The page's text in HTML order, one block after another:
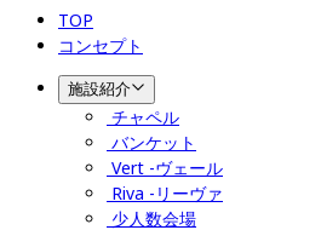
TOP
コンセプト
施設紹介
チャペル
バンケット
Vert -ヴェール
Riva -リーヴァ
少人数会場